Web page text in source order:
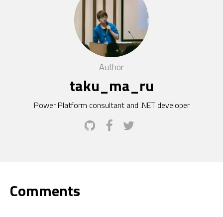
Author
taku_ma_ru
Power Platform consultant and .NET developer
Comments